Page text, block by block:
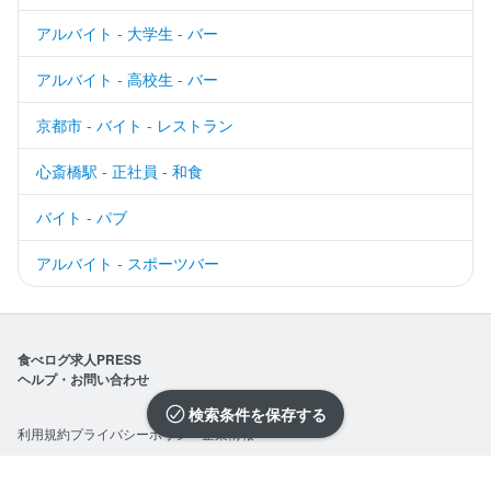
検索条件を保存
アルバイト - 大学生 - バー
アルバイト - 高校生 - バー
京都市 - バイト - レストラン
心斎橋駅 - 正社員 - 和食
バイト - パブ
アルバイト - スポーツバー
食べログ求人PRESS
ヘルプ・お問い合わせ
利用規約プライバシーポリシー